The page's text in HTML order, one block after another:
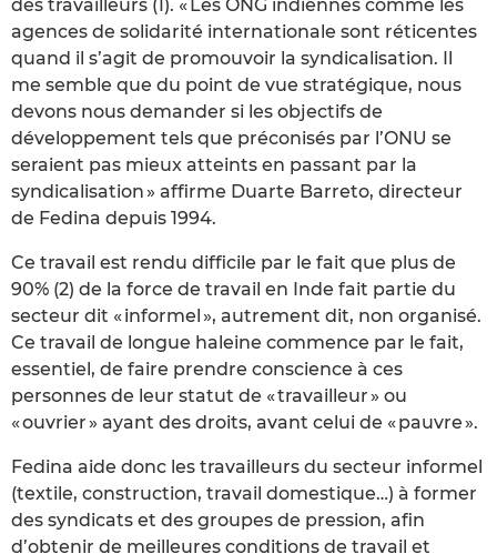
des travailleurs (1). « Les ONG indiennes comme les
agences de solidarité internationale sont réticentes
quand il s’agit de promouvoir la syndicalisation. Il
me semble que du point de vue stratégique, nous
devons nous demander si les objectifs de
développement tels que préconisés par l’ONU se
seraient pas mieux atteints en passant par la
syndicalisation » affirme Duarte Barreto, directeur
de Fedina depuis 1994.
Ce travail est rendu difficile par le fait que plus de
90% (2) de la force de travail en Inde fait partie du
secteur dit « informel », autrement dit, non organisé.
Ce travail de longue haleine commence par le fait,
essentiel, de faire prendre conscience à ces
personnes de leur statut de « travailleur » ou
« ouvrier » ayant des droits, avant celui de « pauvre ».
Fedina aide donc les travailleurs du secteur informel
(textile, construction, travail domestique…) à former
des syndicats et des groupes de pression, afin
d’obtenir de meilleures conditions de travail et